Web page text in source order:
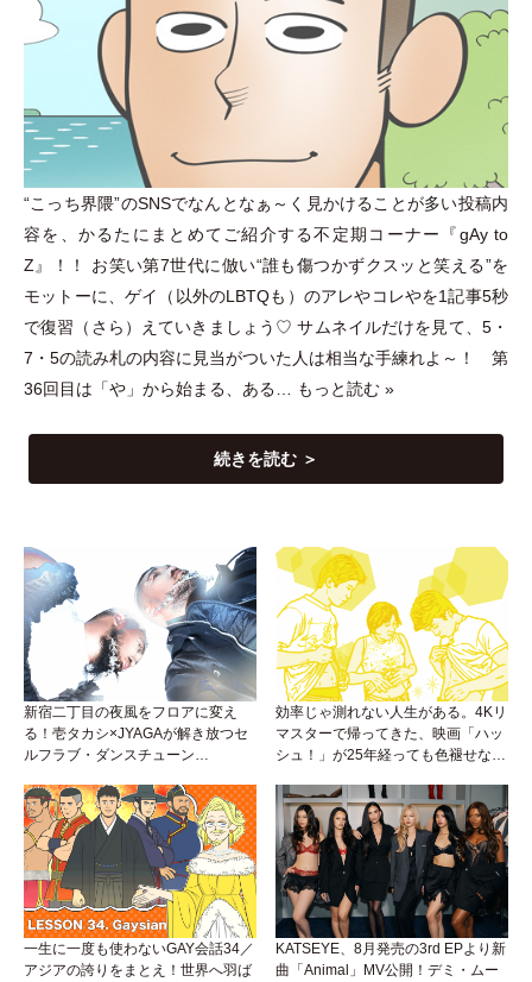
“こっち界隈”のSNSでなんとなぁ～く見かけることが多い投稿内
容を、かるたにまとめてご紹介する不定期コーナー『gAy to
Z』！！ お笑い第7世代に倣い“誰も傷つかずクスッと笑える”を
モットーに、ゲイ
（ 以外のLBTQも ） のアレやコレやを1記事5秒
で復習 （ さら ） えていきましょう♡ サムネイルだけを見て、5・
7 ・ 5の読み札の内容に見当がついた人は相当な手練れよ～！ 第
36回目は 「や 」 から始まる、ある… もっと読む »
続きを読む ＞
新宿二丁目の夜風をフロアに変え
る！壱タカシ×JYAGAが解き放つセ
ルフラブ・ダンスチューン
効率じゃ測れない人生がある。4Kリ
マスターで帰ってきた、映画「ハッ
シュ！」が25年経っても色褪せない
一生に一度も使わないGAY会話34／
アジアの誇りをまとえ！世界へ羽ば
KATSEYE、8月発売の3rd EPより新
曲「Animal」MV公開！デミ・ムー